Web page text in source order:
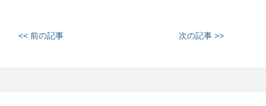
<< 前の記事 次の記事 >>